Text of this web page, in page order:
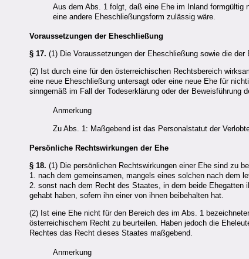
Aus dem Abs. 1 folgt, daß eine Ehe im Inland formgültig
eine andere Eheschließungsform zulässig wäre.
Voraussetzungen der Eheschließung
§ 17. (1) Die Voraussetzungen der Eheschließung sowie die
(2) Ist durch eine für den österreichischen Rechtsbereich
eine neue Eheschließung untersagt oder eine neue Ehe für
sinngemäß im Fall der Todeserklärung oder der Beweisführung
Anmerkung
Zu Abs. 1: Maßgebend ist das Personalstatut der
Persönliche Rechtswirkungen der Ehe
§ 18. (1) Die persönlichen Rechtswirkungen einer Ehe sind zu
1. nach dem gemeinsamen, mangels eines solchen nach dem
2. sonst nach dem Recht des Staates, in dem beide
gehabt haben, sofern ihn einer von ihnen beibehalten hat.
(2) Ist eine Ehe nicht für den Bereich des im Abs. 1
österreichischem Recht zu beurteilen. Haben jedoch die
Rechtes das Recht dieses Staates maßgebend.
Anmerkung